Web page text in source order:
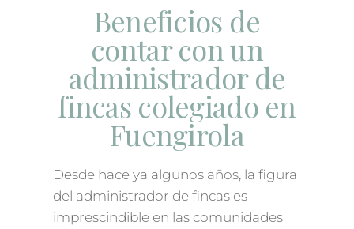
Beneficios de
contar con un
administrador de
fincas colegiado en
Fuengirola
Desde hace ya algunos años, la figura
del administrador de fincas es
imprescindible en las comunidades